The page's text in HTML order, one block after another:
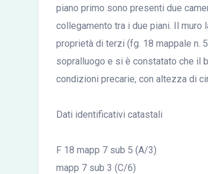
piano primo sono presenti due
collegamento tra i due piani. Il muro
proprietà di terzi (fg. 18 mappale n.
sopralluogo e si è constatato che il
condizioni precarie, con altezza di
Dati identificativi catastali
F 18 mapp 7 sub 5 (A/3)
mapp 7 sub 3 (C/6)